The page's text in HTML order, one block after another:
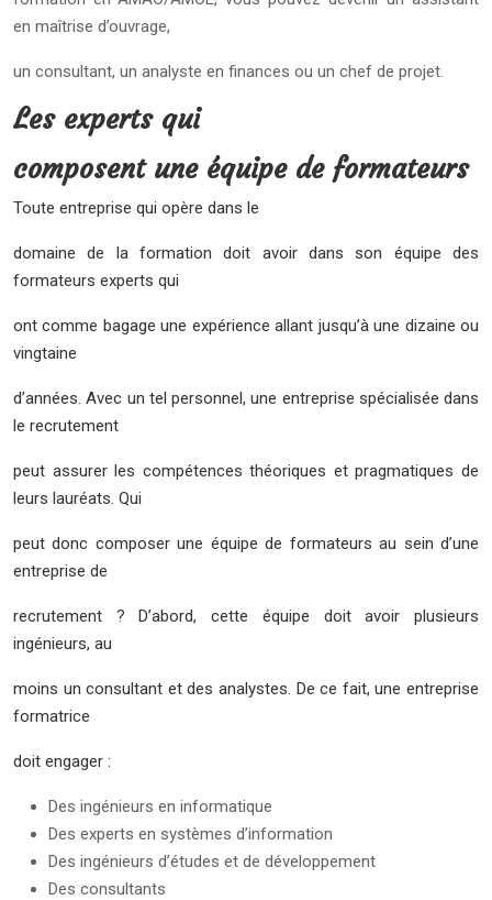
en maîtrise d’ouvrage,
un consultant, un analyste en finances ou un chef de projet.
Les experts qui
composent une équipe de formateurs
Toute entreprise qui opère dans le
domaine de la formation doit avoir dans son équipe des
formateurs experts qui
ont comme bagage une expérience allant jusqu’à une dizaine ou
vingtaine
d’années. Avec un tel personnel, une entreprise spécialisée dans
le recrutement
peut assurer les compétences théoriques et pragmatiques de
leurs lauréats. Qui
peut donc composer une équipe de formateurs au sein d’une
entreprise de
recrutement ? D’abord, cette équipe doit avoir plusieurs
ingénieurs, au
moins un consultant et des analystes. De ce fait, une entreprise
formatrice
doit engager :
Des ingénieurs en informatique
Des experts en systèmes d’information
Des ingénieurs d’études et de développement
Des consultants